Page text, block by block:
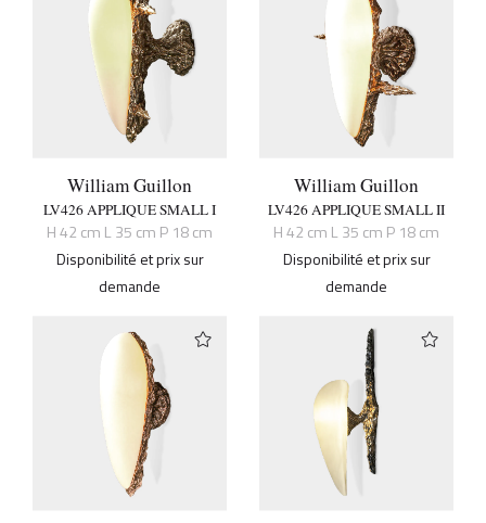
William Guillon
LV426 APPLIQUE SMALL I
H 42 cm L 35 cm P 18 cm
Disponibilité et prix sur
demande
William Guillon
LV426 APPLIQUE SMALL II
H 42 cm L 35 cm P 18 cm
Disponibilité et prix sur
demande